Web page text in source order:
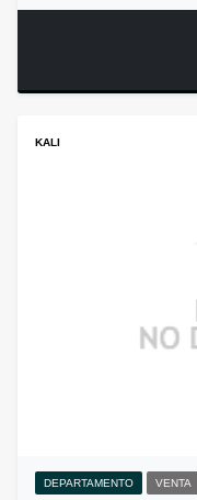
KALI
DEPARTAMENTO VENTA